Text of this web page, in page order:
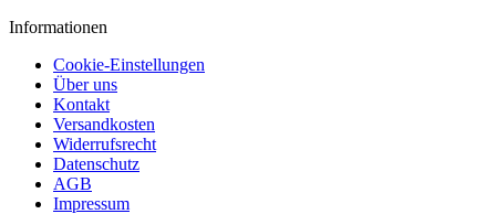
Informationen
Cookie-Einstellungen
Über uns
Kontakt
Versandkosten
Widerrufsrecht
Datenschutz
AGB
Impressum